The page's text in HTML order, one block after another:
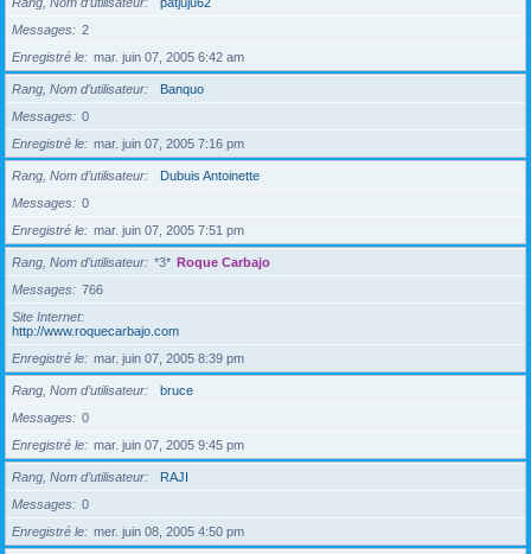
Messages
2
Enregistré le
mar. juin 07, 2005 6:42 am
Rang, Nom d’utilisateur
Banquo
Messages
0
Enregistré le
mar. juin 07, 2005 7:16 pm
Rang, Nom d’utilisateur
Dubuis Antoinette
Messages
0
Enregistré le
mar. juin 07, 2005 7:51 pm
Rang, Nom d’utilisateur *3* Roque Carbajo
Messages
766
Site Internet
http://www.roquecarbajo.com
Enregistré le
mar. juin 07, 2005 8:39 pm
Rang, Nom d’utilisateur
bruce
Messages
0
Enregistré le
mar. juin 07, 2005 9:45 pm
Rang, Nom d’utilisateur
RAJI
Messages
0
Enregistré le
mer. juin 08, 2005 4:50 pm